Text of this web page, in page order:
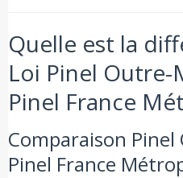
Quelle est la
Loi Pinel Outre-
Pinel France
Comparaison
Pinel France